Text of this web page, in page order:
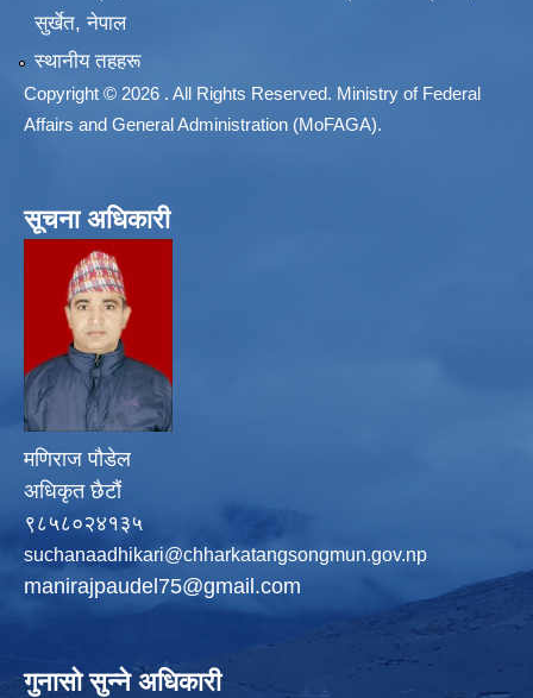
सुर्खेत, नेपाल
स्थानीय तहहरू
Copyright © 2026 . All Rights Reserved. Ministry of Federal
Affairs and General Administration (MoFAGA).
सूचना अधिकारी
मणिराज पौडेल
अधिकृत छैटौं
९८५८०२४१३५
suchanaadhikari@chharkatangsongmun.gov.np
manirajpaudel75@gmail.com
गुनासो सुन्ने अधिकारी